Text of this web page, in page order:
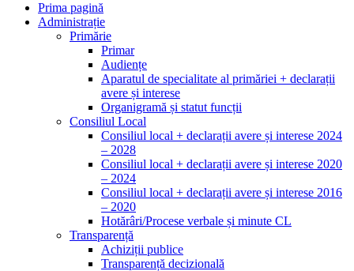
Prima pagină
Administrație
Primărie
Primar
Audiențe
Aparatul de specialitate al primăriei + declarații
avere și interese
Organigramă și statut funcții
Consiliul Local
Consiliul local + declarații avere și interese 2024
– 2028
Consiliul local + declarații avere și interese 2020
– 2024
Consiliul local + declarații avere și interese 2016
– 2020
Hotărâri/Procese verbale și minute CL
Transparență
Achiziții publice
Transparență decizională